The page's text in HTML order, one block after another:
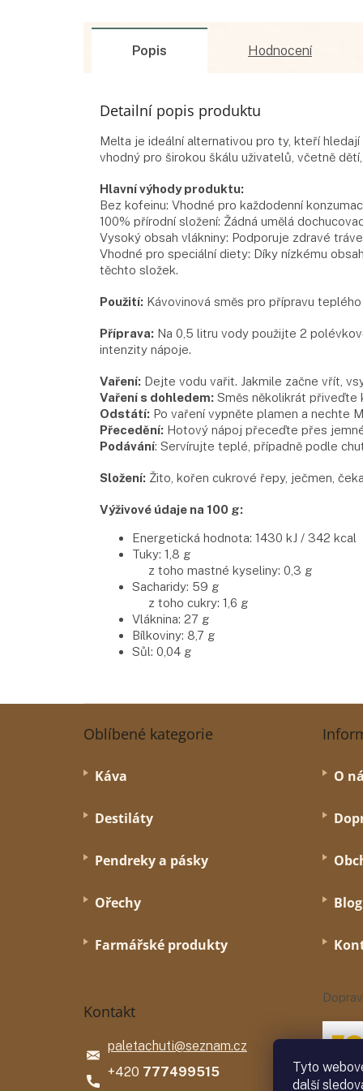
Tyto
další
Popis Hodnocení
Detailní popis produktu
Melta je ideální alternativou pro ty, kteří
vhodný pro širokou škálu uživatelů, včetně
Hlavní výhody produktu:
Bez kofeinu: Vhodné pro každodenní
100% přírodní složení: Žádná umělá
Vysoký obsah vlákniny: Podporuje zdravé
Vhodné pro speciální diety: Díky nízkému
těchto složek.
Použití: Kávovinová směs pro přípravu
Příprava: Na 0,5 litru vody použijte 2
intenzity nápoje.
Vaření: Dejte vodu vařit. Jakmile začne vřít,
Vaření s dohledem: Směs několikrát přiveďte
Odstátí: Po vaření vypněte plamen a nechte
Přecedění: Hotový nápoj přeceďte přes
Podávání: Servírujte teplé, případně podle
Složení: Žito, kořen cukrové řepy, ječmen,
Výživové údaje na 100 g:
Energetická hodnota: 1430 kJ / 342 kcal
Tuky: 1,8 g
z toho mastné kyseliny: 0,3 g
Sacharidy: 59 g
z toho cukry: 1,6 g
Vláknina: 27 g
Bílkoviny: 8,7 g
Sůl: 0,04 g
Z
Oblíbené kategorie
Káva
Destiláty
Pendreky a pásky
Ořechy
Farmářské produkty
O
Blog
Kontakt
paletachuti@seznam.cz
777499515